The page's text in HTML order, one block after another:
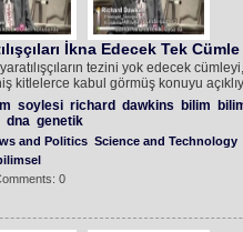
İkna Edecek Tek Cümle
tezini yok edecek
kitlelerce kabul görmüş konuyu
soylesi richard dawkins bilim
dna genetik
and Politics Science and Technology
0